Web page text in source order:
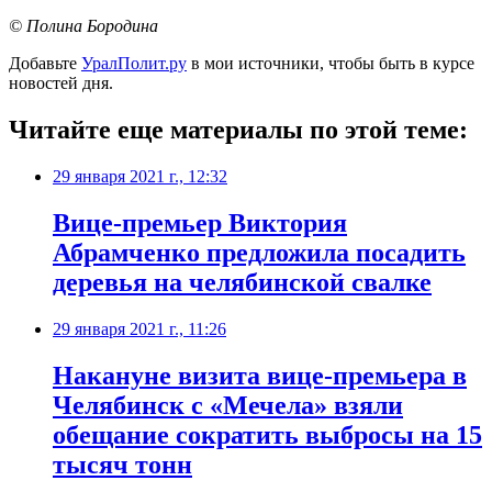
© Полина Бородина
Добавьте УралПолит.ру в мои источники, чтобы быть в курсе
новостей дня.
Читайте еще материалы по этой теме:
29 января 2021 г., 12:32
​Вице-премьер Виктория
Абрамченко предложила посадить
деревья на челябинской свалке
29 января 2021 г., 11:26
​Накануне визита вице-премьера в
Челябинск с «Мечела» взяли
обещание сократить выбросы на 15
тысяч тонн